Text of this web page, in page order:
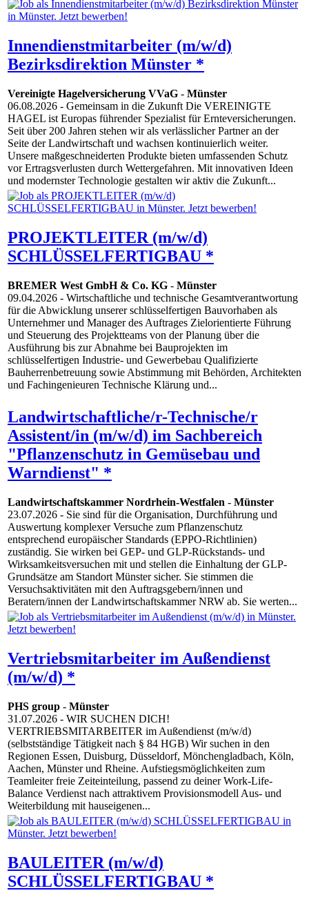
Innendienstmitarbeiter (m/w/d)
Bezirksdirektion Münster *
Vereinigte Hagelversicherung VVaG - Münster
06.08.2026 - Gemeinsam in die Zukunft Die VEREINIGTE
HAGEL ist Europas führender Spezialist für Ernte­versiche­rungen.
Seit über 200 Jahren stehen wir als verläss­licher Partner an der
Seite der Land­wirtschaft und wachsen konti­nuier­lich weiter.
Unsere maßge­schnei­derten Produkte bieten umfassen­den Schutz
vor Ertrags­verlusten durch Wetter­gefahren. Mit innovativen Ideen
und mo­dernster Techno­logie gestalten wir aktiv die Zukunft...
PROJEKTLEITER (m/w/d)
SCHLÜSSELFERTIGBAU *
BREMER West GmbH & Co. KG - Münster
09.04.2026 - Wirtschaftliche und technische Gesamtverantwortung
für die Abwicklung unserer schlüsselfertigen Bauvorhaben als
Unternehmer und Manager des Auftrages Zielorientierte Führung
und Steuerung des Projektteams von der Planung über die
Ausführung bis zur Abnahme bei Bauprojekten im
schlüsselfertigen Industrie- und Gewerbebau Qualifizierte
Bauherrenbetreuung sowie Abstimmung mit Behörden, Architekten
und Fachingenieuren Technische Klärung und...
Landwirtschaftliche/r-Technische/r
Assistent/in (m/w/d) im Sachbereich
"Pflanzenschutz in Gemüsebau und
Warndienst" *
Landwirtschaftskammer Nordrhein-Westfalen - Münster
23.07.2026 - Sie sind für die Organisation, Durchführung und
Auswertung komplexer Versuche zum Pflanzenschutz
entsprechend europäischer Standards (EPPO-Richtlinien)
zuständig. Sie wirken bei GEP- und GLP-Rückstands- und
Wirksamkeitsversuchen mit und stellen die Einhaltung der GLP-
Grundsätze am Standort Münster sicher. Sie stimmen die
Versuchsaktivitäten mit den Auftragsgebern/innen und
Beratern/innen der Landwirtschaftskammer NRW ab. Sie werten...
Vertriebsmitarbeiter im Außendienst
(m/w/d) *
PHS group - Münster
31.07.2026 - WIR SUCHEN DICH!
VERTRIEBSMITARBEITER im Außendienst (m/w/d)
(selbstständige Tätigkeit nach § 84 HGB) Wir suchen in den
Regionen Essen, Duisburg, Düsseldorf, Mönchengladbach, Köln,
Aachen, Münster und Rheine. Aufstiegsmöglichkeiten zum
Teamleiter freie Zeiteinteilung, passend zu deiner Work-Life-
Balance Verdienst nach attraktivem Provisionsmodell Aus- und
Weiterbildung mit hauseigenen...
BAULEITER (m/w/d)
SCHLÜSSELFERTIGBAU *